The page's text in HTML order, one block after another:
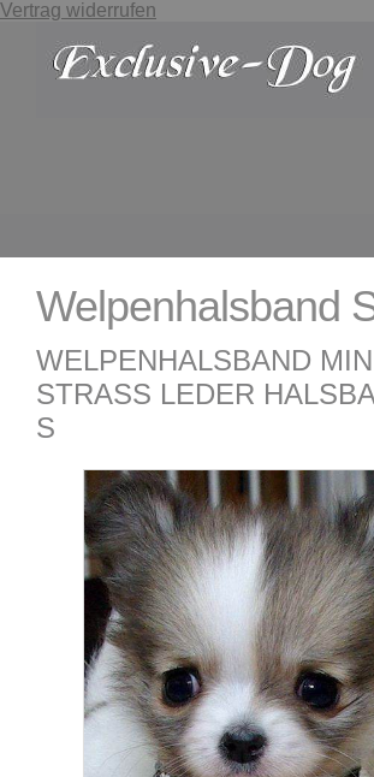
Vertrag widerrufen
Welpenhalsband
WELPENHALSBAND
STRASS LEDER
S